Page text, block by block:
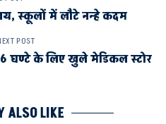
स्कूलों में लौटे नन्हे कदम
POST
6 घण्टे के लिए खुले मेडिकल स्टोर
ALSO LIKE